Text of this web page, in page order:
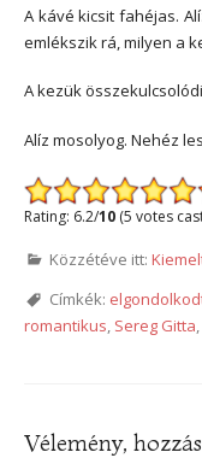
A kávé kicsit fahéjas.
emlékszik rá, milyen a
A kezük
Alíz mosolyog. Nehéz
Rating: 6.2/10 (5 votes
Közzétéve itt:
Címkék:
romantikus, Sereg Gitta,
Vélemény,